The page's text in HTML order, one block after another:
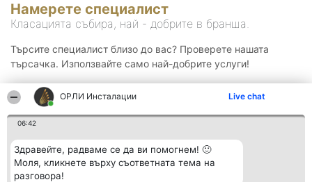
ОРЛИ Инсталации Live chat
06:42
Здравейте, радваме се да ви помогнем! 🙂
Моля, кликнете върху съответната тема на
разговора!
Намерете специалист
Класацията събира, най - добрите в бранша.
Търсите специалист близо до вас? Проверете нашата
търсачка. Използвайте само най-добрите услуги!